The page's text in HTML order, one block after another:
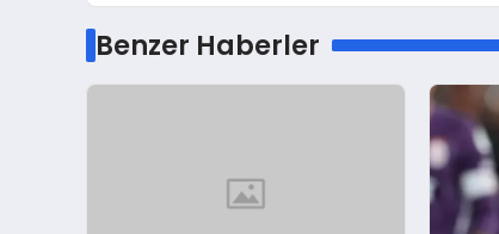
Benzer Haberler